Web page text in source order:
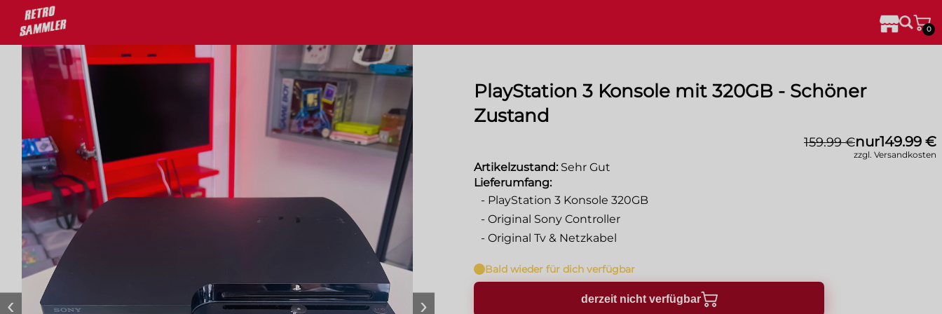
Lieblingsprodukte!
Versand ab 100€ 0
‹ ›
PlayStation 3 Konsole mit 320GB - Schöner
Zustand
159.99 €nur149.99 €
zzgl. Versandkosten
Artikelzustand: Sehr Gut
Lieferumfang:
- PlayStation 3 Konsole 320GB
- Original Sony Controller
- Original Tv & Netzkabel
Bald wieder für dich verfügbar
derzeit nicht verfügbar